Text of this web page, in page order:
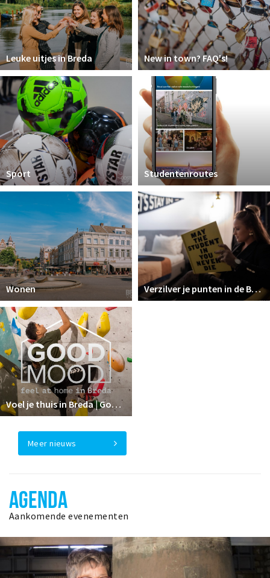
Leuke uitjes in Breda New in town? FAQ's!
Sport Studentenroutes
Wonen Verzilver je punten in de Breda Student Shop
Voel je thuis in Breda | GoodMood
Meer nieuws
AGENDA
Aankomende evenementen